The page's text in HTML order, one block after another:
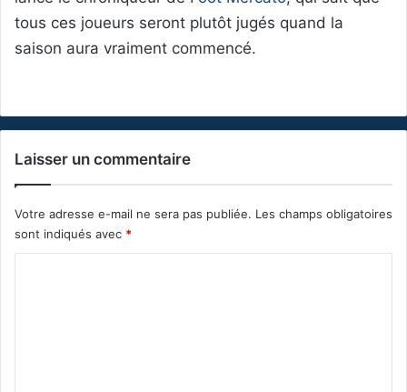
tous ces joueurs seront plutôt jugés quand la
saison aura vraiment commencé.
Laisser un commentaire
Votre adresse e-mail ne sera pas publiée. Les champs obligatoires
sont indiqués avec *